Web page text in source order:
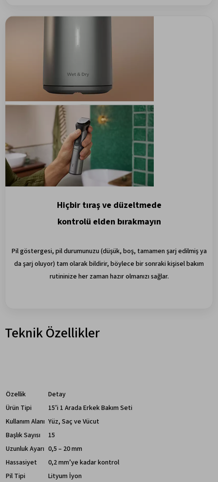
Hiçbir tıraş ve düzeltmede
kontrolü elden bırakmayın
Pil göstergesi, pil durumunuzu (düşük, boş, tamamen şarj edilmiş ya
da şarj oluyor) tam olarak bildirir, böylece bir sonraki kişisel bakım
rutininize her zaman hazır olmanızı sağlar.
Teknik Özellikler
Özellik
Detay
Ürün Tipi
15’i 1 Arada Erkek Bakım Seti
Kullanım Alanı Yüz, Saç ve Vücut
Başlık Sayısı
15
Uzunluk Ayarı 0,5 – 20 mm
Hassasiyet
0,2 mm’ye kadar kontrol
Pil Tipi
Lityum İyon